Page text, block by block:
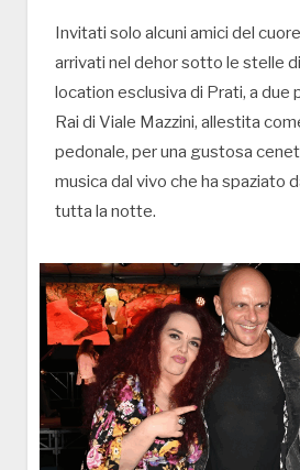
Invitati solo alcuni amici del
arrivati nel dehor sotto le stelle
location esclusiva di Prati, a due
Rai di Viale Mazzini, allestita
pedonale, per una gustosa
musica dal vivo che ha spaziato
tutta la notte.